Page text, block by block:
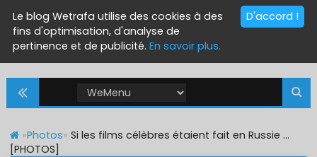
»Photos» Si les films célèbres étaient fait en Russie ...
[PHOTOS]
D'accord !
Le blog Wetrafa utilise des cookies à des
fins d'optimisation, d'analyse de
pertinence et de publicité. En savoir plus.